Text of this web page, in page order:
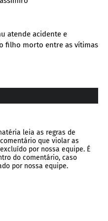
atende acidente e
filho morto entre as vítimas
leia as regras de
que violar as
por nossa equipe. É
do comentário, caso
por nossa equipe.